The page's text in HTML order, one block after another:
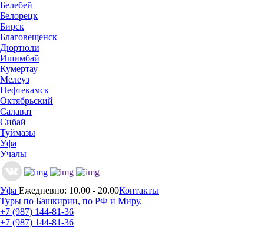
Белебей
Белорецк
Бирск
Благовещенск
Дюртюли
Ишимбай
Кумертау
Мелеуз
Нефтекамск
Октябрьский
Салават
Сибай
Туймазы
Уфа
Учалы
Уфа Ежедневно: 10.00 - 20.00Контакты
Туры по Башкирии, по РФ и Миру.
+7 (987) 144-81-36
+7 (987) 144-81-36